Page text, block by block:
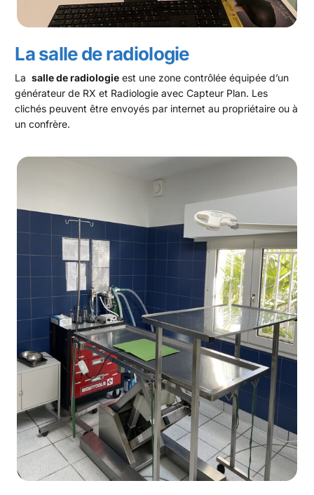
La salle de radiologie
Lasalle de radiologie est une zone contrôlée équipée d’un
générateur de RX et Radiologie avec Capteur Plan. Les
clichés peuvent être envoyés par internet au propriétaire ou à
un confrère.